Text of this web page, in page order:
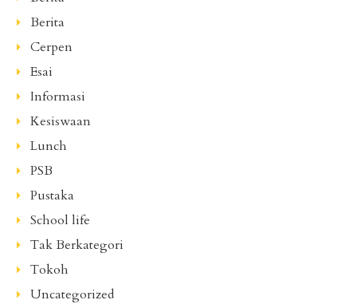
Berita
Cerpen
Esai
Informasi
Kesiswaan
Lunch
PSB
Pustaka
School life
Tak Berkategori
Tokoh
Uncategorized